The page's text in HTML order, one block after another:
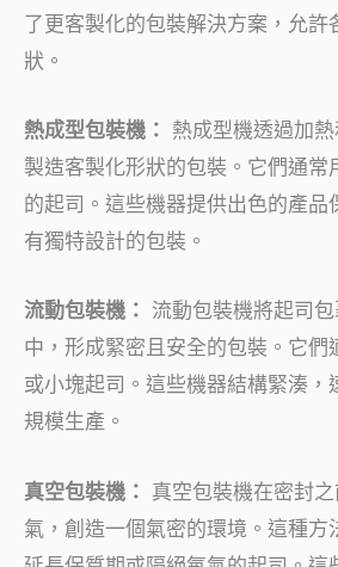
了更客製化的包裝解決方案，允許
狀。
熱成型包裝機： 熱成型機透過加
製造客製化形狀的包裝。它們通常
的起司。這些機器提供出色的產品
有獨特設計的包裝。
流動包裝機： 流動包裝機將起司
中，形成緊密且安全的包裝。它們
或小塊起司。這些機器結構緊湊，
規模生產。
真空包裝機： 真空包裝機在密封
氣，創造一個氣密的環境。這種方